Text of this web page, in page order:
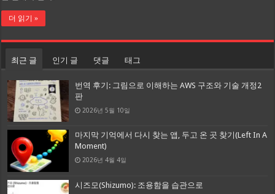
더 읽기 »
최근 글 인기 글 댓글 태그
번역 후기: 그림으로 이해하는 AWS 구조와 기술 개정2
판
2026년 5월 10일
마지막 기억에서 다시 찾는 앱, 두고 온 곳 찾기(Left In A
Moment)
2026년 4월 4일
시즈모(Shizumo): 조용함을 습관으로